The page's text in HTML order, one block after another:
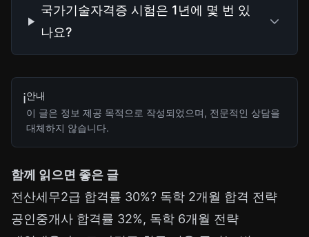
국가기술자격증 시험은 1년에 몇 번 있
나요?
ℹ️안내
이 글은 정보 제공 목적으로 작성되었으며, 전문적인 상담을
대체하지 않습니다.
함께 읽으면 좋은 글
전산세무2급 합격률 30%? 독학 2개월 합격 전략
공인중개사 합격률 32%, 독학 6개월 전략